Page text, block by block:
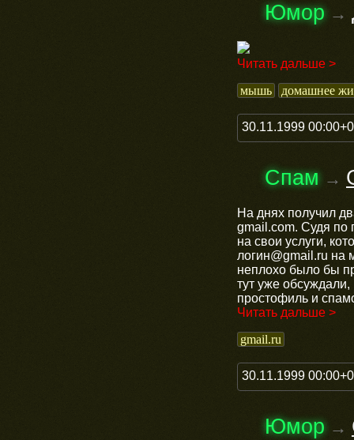
Юмор →
Читать дальше >
мышь
домашнее
30.11.1999
Спам→
На днях получил
gmail.com. Судя по
на свои услуги,
логин@gmail.ru на
неплохо было бы
тут уже
простофиль и
Читать дальше >
gmail.ru
30.11.1999
Юмор →